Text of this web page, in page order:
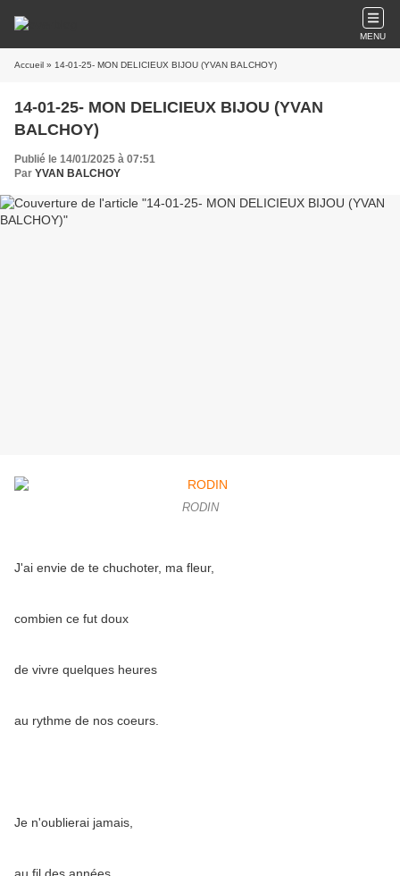
MENU
Accueil » 14-01-25- MON DELICIEUX BIJOU (YVAN BALCHOY)
14-01-25- MON DELICIEUX BIJOU (YVAN
BALCHOY)
Publié le 14/01/2025 à 07:51
Par YVAN BALCHOY
RODIN
J'ai envie de te chuchoter, ma fleur,
combien ce fut doux
de vivre quelques heures
au rythme de nos coeurs.
Je n'oublierai jamais,